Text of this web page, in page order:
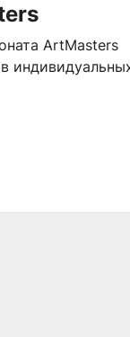
ArtMasters